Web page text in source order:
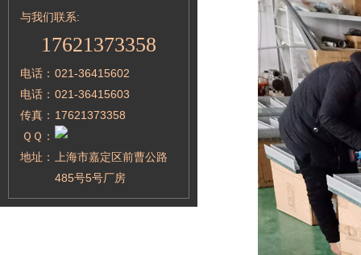
与我们联系:
17621373358
电话： 021-36415602
电话： 021-36415603
传真： 17621373358
ＱＱ：
地址：
上海市嘉定区前曹公路
485号5号厂房